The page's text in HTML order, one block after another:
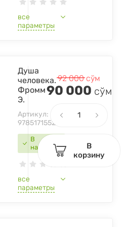
все
параметры
В
наличии
Душа
человека.
Фромм
Э.
Артикул:
9785171552640
все
параметры
92 000сўм
90 000 сўм
В
корзину